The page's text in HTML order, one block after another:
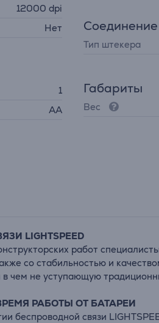
12000 dpi
Нет
1
AA
Соединение
Тип штекера
Габариты
Вес
LIGHTSPEED
работ
со стабильностью и
в чем не уступающую
РАБОТЫ ОТ БАТАРЕИ
беспроводной связи